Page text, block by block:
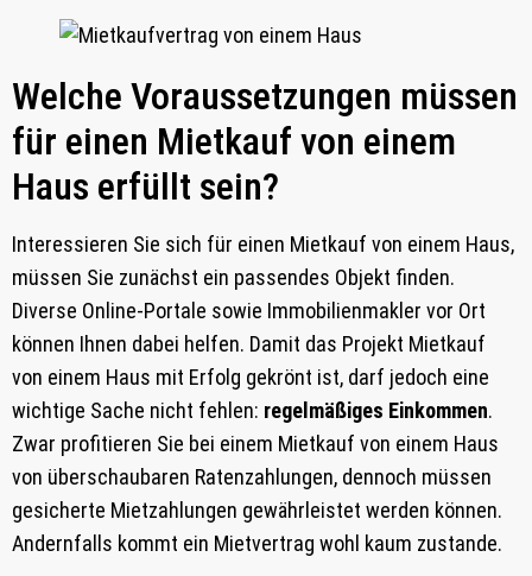
Welche Voraussetzungen müssen
für einen Mietkauf von einem
Haus erfüllt sein?
Interessieren Sie sich für einen Mietkauf von einem Haus,
müssen Sie zunächst ein passendes Objekt finden.
Diverse Online-Portale sowie Immobilienmakler vor Ort
können Ihnen dabei helfen. Damit das Projekt Mietkauf
von einem Haus mit Erfolg gekrönt ist, darf jedoch eine
wichtige Sache nicht fehlen: regelmäßiges Einkommen.
Zwar profitieren Sie bei einem Mietkauf von einem Haus
von überschaubaren Ratenzahlungen, dennoch müssen
gesicherte Mietzahlungen gewährleistet werden können.
Andernfalls kommt ein Mietvertrag wohl kaum zustande.